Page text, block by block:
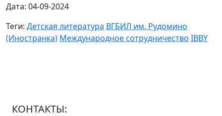
Дата: 04-09-2024
Теги: Детская литература ВГБИЛ им. Рудомино
(Иностранка) Международное сотрудничество IBBY
КОНТАКТЫ: